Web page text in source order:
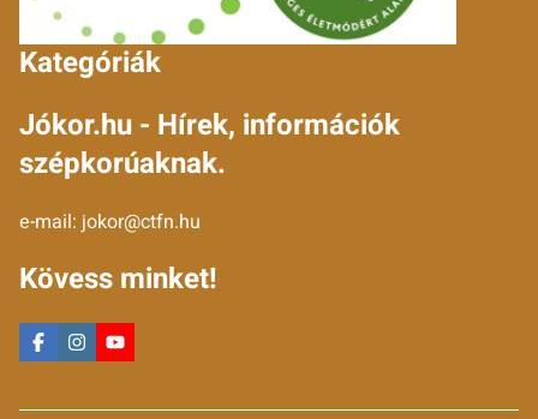
Kategóriák
Jókor.hu - Hírek, információk
szépkorúaknak.
e-mail: jokor@ctfn.hu
Kövess minket!